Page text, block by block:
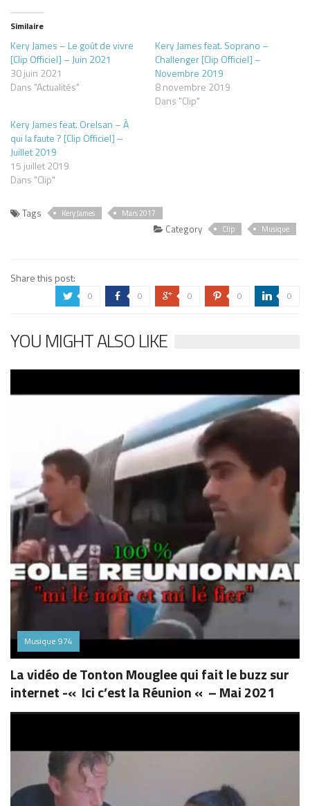
Similaire
Kery James – Le goût de vivre
[Clip Officiel] – Juin 2021
30 juin 2021
Dans "Actualités"
Kery James feat. Soprano –
Challenger [Clip Officiel] –
Novembre 2019
8 novembre 2019
Dans "Clip"
Kery James feat. Orelsan – À
qui la faute ? [Clip Officiel] –
Juillet 2019
15 juillet 2019
Dans "Clip"
Tags Kery James Mars 2017
Category Clip Musique
Share this post:
a 0 b 0 c 0 d 0 j 0
YOU MIGHT ALSO LIKE
Musique 974
La vidéo de Tonton Mouglee qui fait le buzz sur
internet -« Ici c’est la Réunion « – Mai 2021